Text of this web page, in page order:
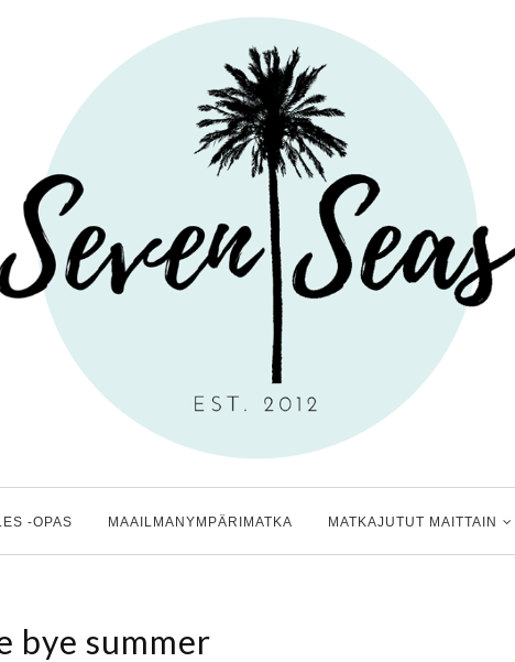
-OPAS MAAILMANYMPÄRIMATKA MATKAJUTUT MAITTAIN
bye summer